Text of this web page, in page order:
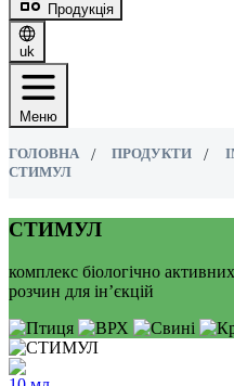
Продукція
uk
Меню
ГОЛОВНА ПРОДУКТИ
СТИМУЛ
СТИМУЛ
комплекс біологічно
розчин для ін’єкцій